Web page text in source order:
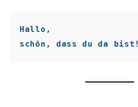
Hallo,
schön, dass du da bist!